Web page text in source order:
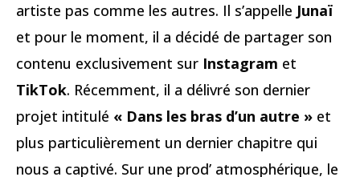
artiste pas comme les autres. Il s’appelle Junaï
et pour le moment, il a décidé de partager son
contenu exclusivement sur Instagram et
TikTok. Récemment, il a délivré son dernier
projet intitulé « Dans les bras d’un autre » et
plus particulièrement un dernier chapitre qui
nous a captivé. Sur une prod’ atmosphérique, le